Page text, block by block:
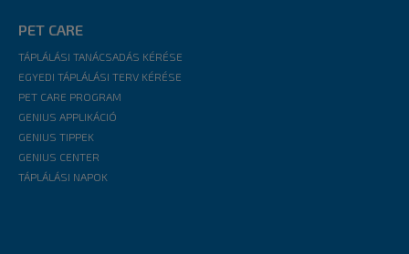
PET CARE
TÁPLÁLÁSI TANÁCSADÁS KÉRÉSE
EGYEDI TÁPLÁLÁSI TERV KÉRÉSE
PET CARE PROGRAM
GENIUS APPLIKÁCIÓ
GENIUS TIPPEK
GENIUS CENTER
TÁPLÁLÁSI NAPOK